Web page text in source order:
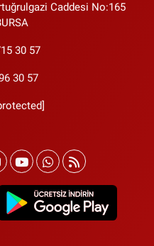
Caddesi No:165
30 57
30 57